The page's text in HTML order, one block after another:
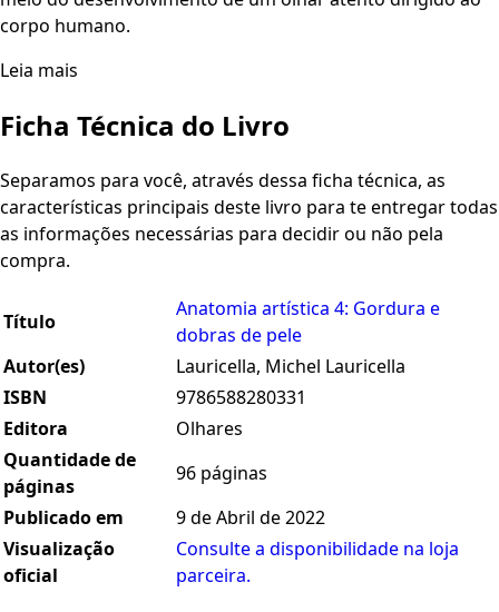
corpo humano.
Leia mais
Ficha Técnica do Livro
Separamos para você, através dessa ficha técnica, as
características principais deste livro para te entregar todas
as informações necessárias para decidir ou não pela
compra.
Título
Anatomia artística 4: Gordura e
dobras de pele
Autor(es)
Lauricella, Michel Lauricella
ISBN
9786588280331
Editora
Olhares
Quantidade de
páginas
96 páginas
Publicado em
9 de Abril de 2022
Visualização
oficial
Consulte a disponibilidade na loja
parceira.